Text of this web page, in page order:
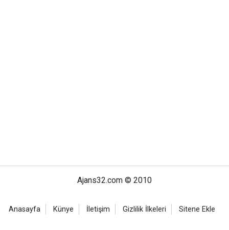
Ajans32.com © 2010
Anasayfa Künye İletişim Gizlilik İlkeleri Sitene Ekle